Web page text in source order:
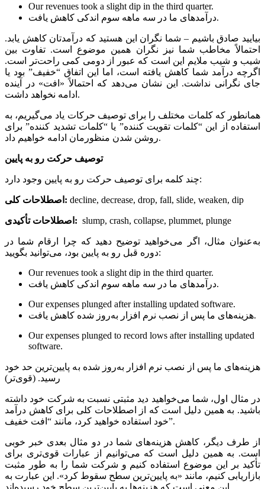
Our revenues took a slight dip in the third quarter.
درآمدهای ما در سه ماهه سوم اندکی کاهش یافت.
بیایید صادق باشیم – شما نگران این هستید که درآمدتان کاهش یابد.
احتمالاً مخاطب شما نیز نگران همین موضوع است. تفاوت بین
شیب و شیب ملایم این است که عبور از دومی کمی راحت‌تر است.
اگرچه درآمد شما کاهش یافته است، اما این اتفاق “خفیف” بود یا
جای نگرانی نداشت. این نشان می‌دهد که احتمالاً «افت» در آینده
ادامه نخواهد داشت.
همانطور که کلمات مختلف را برای توصیف حرکات یاد می‌گیریم، به
استفاده از این “کلمات تقویت کننده” یا “کلمات تشدید کننده” برای
روشن شدن منظورمان ادامه خواهیم داد.
توصیف حرکت رو به پایین
چند کلمه برای توصیف حرکت رو به پایین وجود دارد:
اصطلاحات کلی: decline, decrease, drop, fall, slide, weaken, dip
اصطلاحات تأکیدی: slump, crash, collapse, plummet, plunge
به‌عنوان مثال، اگر می‌خواهید توضیح دهید که چرا ارقام شما در
دوره قبل رو به پایین بود، می‌‌توانید بگویید:
Our revenues took a slight dip in the third quarter.
درآمدهای ما در سه ماهه سوم اندکی کاهش یافت.
Our expenses plunged after installing updated software.
هزینه‌های ما پس از نصب نرم افزار به‌روز شده کاهش یافت.
Our expenses plunged to record lows after installing updated
software.
هزینه‌های ما پس از نصب نرم افزار به‌روز شده به پایین‌ترین حد خود
رسید. (قوی‌تر)
در مثال اول، شما می‌خواهید دید مثبتی نسبت به شرکت خود داشته
باشید. به همین دلیل است که از اصطلاحات کلی برای کاهش درآمد
خود استفاده خواهید کرد، مانند “افت خفیف”.
از طرف دیگر، کاهش هزینه‌های شما در دو مثال بعدی خبر خوبی
است. به همین دلیل است که می‌توانیم از عبارات قوی‌تری برای
تأکید بر این موضوع استفاده کنیم و شرکت شما را به طور مثبت
بازاریابی کنیم، مانند «به پایین‌ترین سطح سقوط کرد». این عبارت به